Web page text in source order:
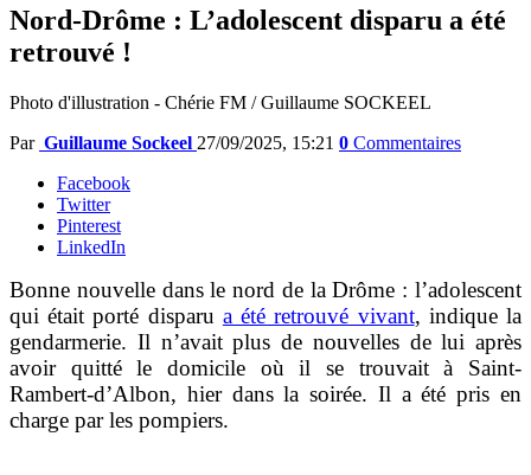
Nord-Drôme : L’adolescent disparu a été
retrouvé !
Photo d'illustration - Chérie FM / Guillaume SOCKEEL
Par Guillaume Sockeel 27/09/2025, 15:21 0 Commentaires
Facebook
Twitter
Pinterest
LinkedIn
Bonne nouvelle dans le nord de la Drôme : l’adolescent
qui était porté disparu a été retrouvé vivant, indique la
gendarmerie. Il n’avait plus de nouvelles de lui après
avoir quitté le domicile où il se trouvait à Saint-
Rambert-d’Albon, hier dans la soirée. Il a été pris en
charge par les pompiers.